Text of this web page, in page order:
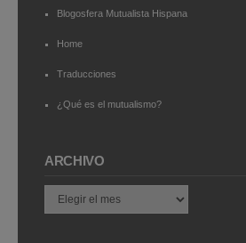
Blogosfera Mutualista Hispana
Home
Traducciones
¿Qué es el mutualismo?
ARCHIVO
Archivo